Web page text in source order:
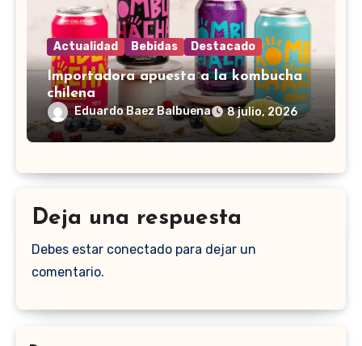
Actualidad Bebidas Destacado
Importadora apuesta a la kombucha
chilena
Eduardo Baez Balbuena 8 julio, 2026
Deja una respuesta
Debes estar conectado para dejar un
comentario.